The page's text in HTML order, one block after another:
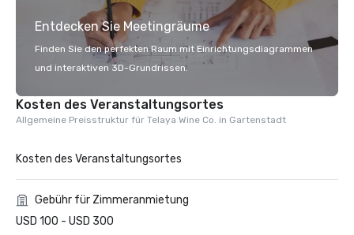
Entdecken Sie Meetingräume
Finden Sie den perfekten Raum mit Einrichtungsdiagrammen
und interaktiven 3D-Grundrissen.
Kosten des Veranstaltungsortes
Allgemeine Preisstruktur für Telaya Wine Co. in Gartenstadt
Kosten des Veranstaltungsortes
Gebühr für Zimmeranmietung
USD 100 - USD 300